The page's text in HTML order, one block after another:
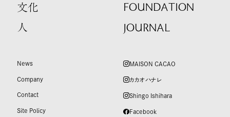
文化
人
FOUNDATION
JOURNAL
News
Company
Contact
Site Policy
MAISON CACAO
カカオハナレ
Shingo Ishihara
Facebook